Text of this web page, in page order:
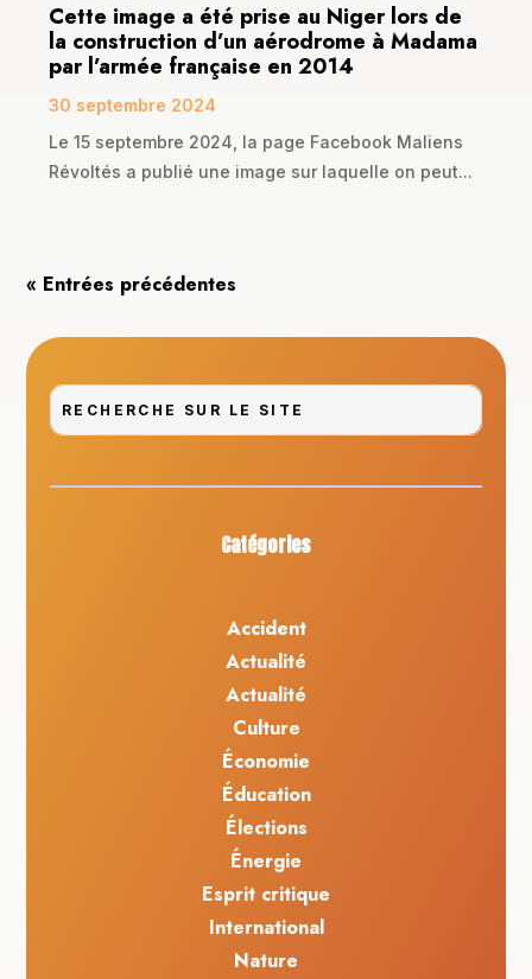
Cette image a été prise au Niger lors de
la construction d’un aérodrome à Madama
par l’armée française en 2014
30 septembre 2024
Le 15 septembre 2024, la page Facebook Maliens
Révoltés a publié une image sur laquelle on peut...
« Entrées précédentes
Catégories
Accident
Actualité
Actualité
Culture
Économie
Éducation
Élections
Énergie
Esprit critique
International
Nature